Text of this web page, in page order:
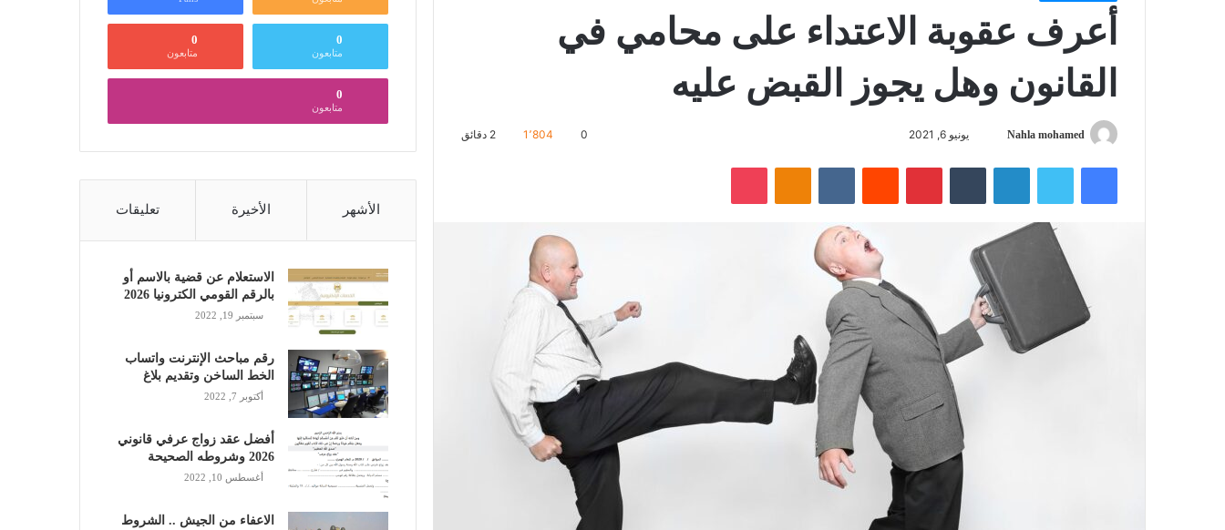
أعرف عقوبة الاعتداء على محامي في
القانون وهل يجوز القبض عليه
Nahla mohamed
ل
ر
ي
د
ا
يونيو 6, 2021 0 1٬804
فيسبوك لينكدإن بينتيريست
0
متابعون
0
متابعون
0
متابعون
الأشهر الأخيرة تعليقات
الاستعلام عن قضية بالاسم أو
بالرقم القومي الكترونيا 2026
سبتمبر 19, 2022
رقم مباحث الإنترنت واتساب
الخط الساخن وتقديم بلاغ
أكتوبر 7, 2022
أفضل عقد زواج عرفي قانوني
2026 وشروطه الصحيحة
أغسطس 10, 2022
الاعفاء من الجيش .. الشروط